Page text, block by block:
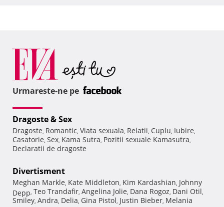
Urmareste-ne pe
Dragoste & Sex
Dragoste, Romantic, Viata sexuala, Relatii, Cuplu, Iubire,
Casatorie, Sex, Kama Sutra, Pozitii sexuale Kamasutra,
Declaratii de dragoste
Divertisment
Meghan Markle, Kate Middleton, Kim Kardashian, Johnny
Depp, Teo Trandafir, Angelina Jolie, Dana Rogoz, Dani Otil,
Smiley, Andra, Delia, Gina Pistol, Justin Bieber, Melania